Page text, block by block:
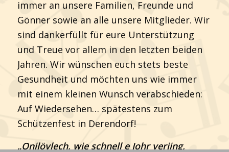
immer an unsere Familien, Freunde und
Gönner sowie an alle unsere Mitglieder. Wir
sind dankerfüllt für eure Unterstützung
und Treue vor allem in den letzten beiden
Jahren. Wir wünschen euch stets beste
Gesundheit und möchten uns wie immer
mit einem kleinen Wunsch verabschieden:
Auf Wiedersehen… spätestens zum
Schützenfest in Derendorf!
„Onjlövlech, wie schnell e Johr verjing,